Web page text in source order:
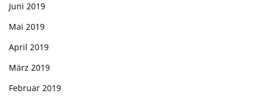
Juni 2019
Mai 2019
April 2019
März 2019
Februar 2019